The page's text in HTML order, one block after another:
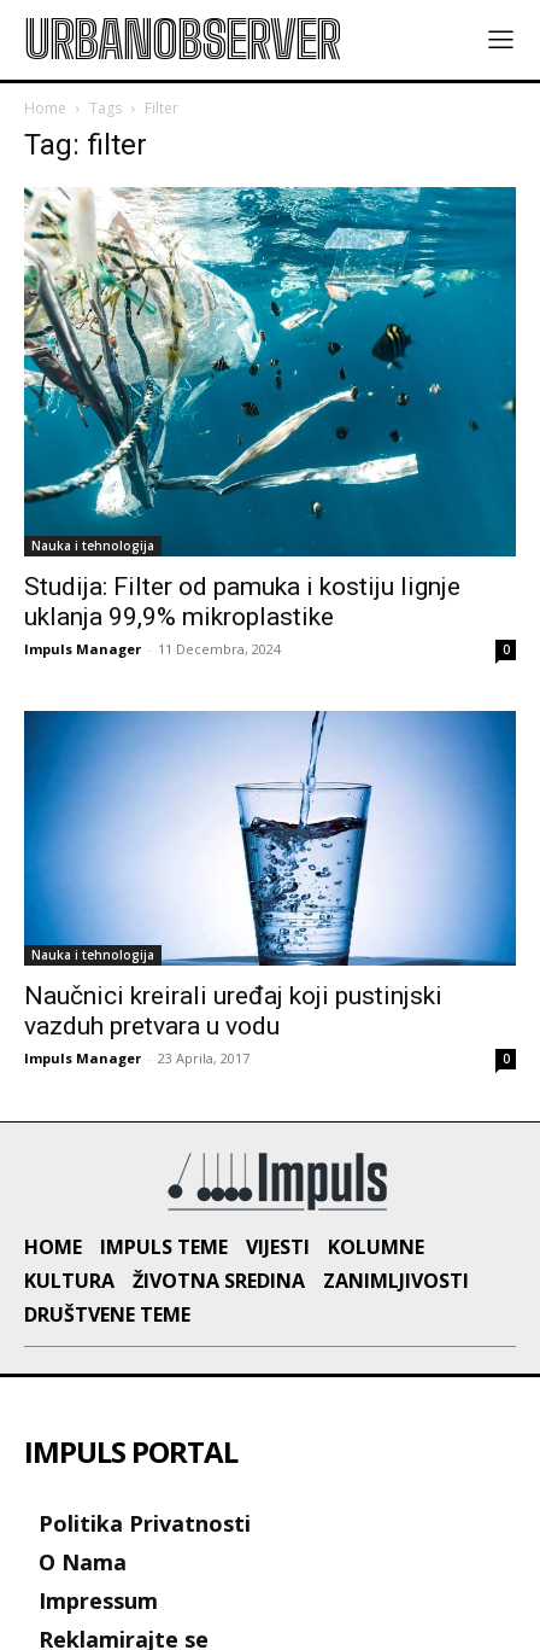
URBANOBSERVER
Home Tags Filter
Tag: filter
Nauka i tehnologija
Studija: Filter od pamuka i kostiju lignje
uklanja 99,9% mikroplastike
Impuls Manager - 11 Decembra, 2024 0
Nauka i tehnologija
Naučnici kreirali uređaj koji pustinjski
vazduh pretvara u vodu
Impuls Manager - 23 Aprila, 2017 0
HOME IMPULS TEME VIJESTI
KOLUMNE
KULTURA
ŽIVOTNA SREDINA
ZANIMLJIVOSTI
DRUŠTVENE TEME
IMPULS PORTAL
Politika Privatnosti
O Nama
Impressum
Reklamirajte se